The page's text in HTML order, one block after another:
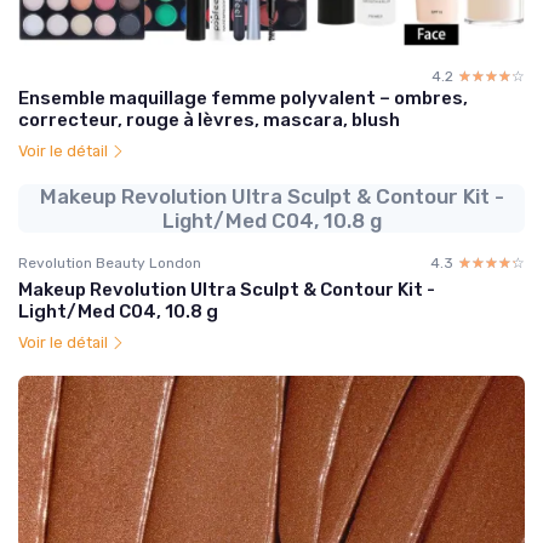
4.2 ☆☆☆☆☆
★★★★★
Ensemble maquillage femme polyvalent – ombres,
correcteur, rouge à lèvres, mascara, blush
Voir le détail
Makeup Revolution Ultra Sculpt & Contour Kit -
Light/Med C04, 10.8 g
Revolution Beauty London 4.3 ☆☆☆☆☆
★★★★★
Makeup Revolution Ultra Sculpt & Contour Kit -
Light/Med C04, 10.8 g
Voir le détail